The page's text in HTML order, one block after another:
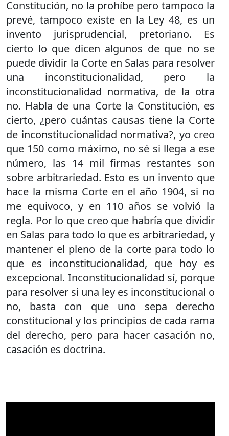
Constitución, no la prohíbe pero tampoco la
prevé, tampoco existe en la Ley 48, es un
invento jurisprudencial, pretoriano. Es
cierto lo que dicen algunos de que no se
puede dividir la Corte en Salas para resolver
una inconstitucionalidad, pero la
inconstitucionalidad normativa, de la otra
no. Habla de una Corte la Constitución, es
cierto, ¿pero cuántas causas tiene la Corte
de inconstitucionalidad normativa?, yo creo
que 150 como máximo, no sé si llega a ese
número, las 14 mil firmas restantes son
sobre arbitrariedad. Esto es un invento que
hace la misma Corte en el año 1904, si no
me equivoco, y en 110 años se volvió la
regla. Por lo que creo que habría que dividir
en Salas para todo lo que es arbitrariedad, y
mantener el pleno de la corte para todo lo
que es inconstitucionalidad, que hoy es
excepcional. Inconstitucionalidad sí, porque
para resolver si una ley es inconstitucional o
no, basta con que uno sepa derecho
constitucional y los principios de cada rama
del derecho, pero para hacer casación no,
casación es doctrina.